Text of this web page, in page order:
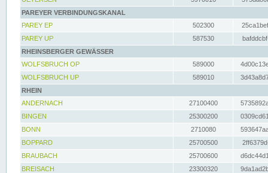
PAREYER VERBINDUNGSKANAL
PAREY EP
502300
PAREY UP
587530
RHEINSBERGER GEWÄSSER
WOLFSBRUCH OP
589000
WOLFSBRUCH UP
589010
RHEIN
ANDERNACH
27100400
BINGEN
25300200
BONN
2710080
BOPPARD
25700500
BRAUBACH
25700600
BREISACH
23300320